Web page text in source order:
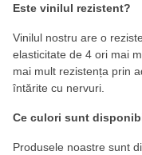
Este vinilul rezistent?
Vinilul nostru are o
elasticitate de 4 ori mai
mai mult rezistența prin
întărite cu nervuri.
Ce culori sunt
Produsele noastre sunt